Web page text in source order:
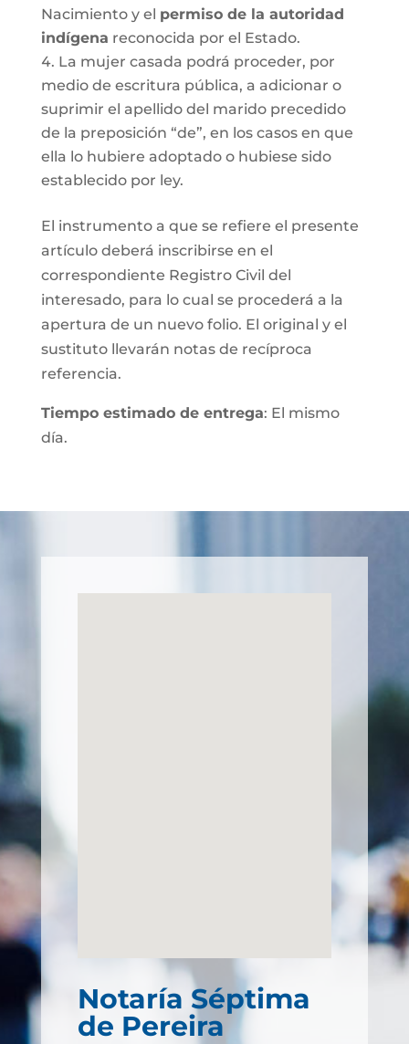
Nacimiento y el permiso de la autoridad
indígena reconocida por el Estado.
La mujer casada podrá proceder, por
medio de escritura pública, a adicionar o
suprimir el apellido del marido precedido
de la preposición “de”, en los casos en que
ella lo hubiere adoptado o hubiese sido
establecido por ley.
El instrumento a que se refiere el presente
artículo deberá inscribirse en el
correspondiente Registro Civil del
interesado, para lo cual se procederá a la
apertura de un nuevo folio. El original y el
sustituto llevarán notas de recíproca
referencia.
Tiempo estimado de entrega: El mismo
día.
Notaría Séptima
de Pereira